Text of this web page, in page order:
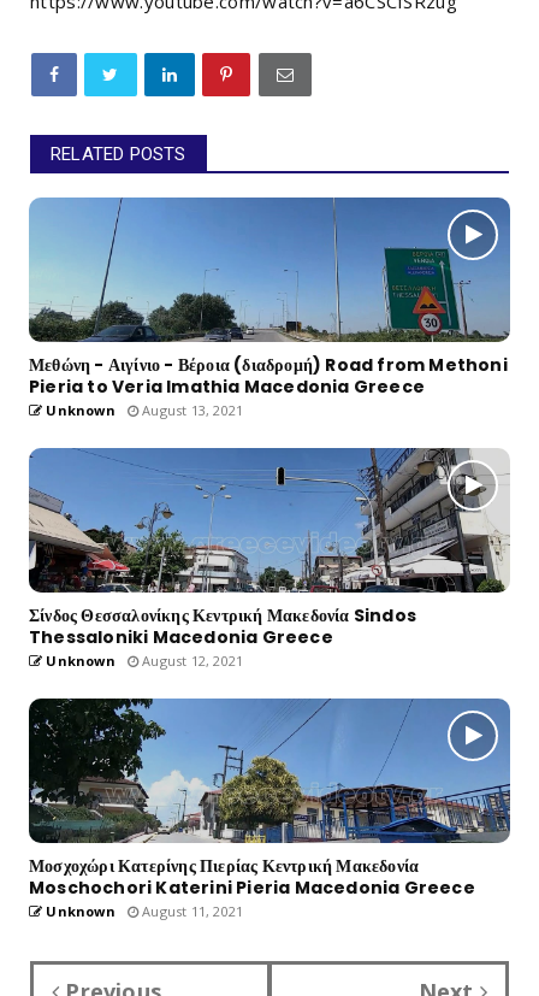
RELATED POSTS
Μεθώνη - Αιγίνιο - Βέροια (διαδρομή) Road from Methoni
Pieria to Veria Imathia Macedonia Greece
Unknown August 13, 2021
Σίνδος Θεσσαλονίκης Κεντρική Μακεδονία Sindos
Thessaloniki Macedonia Greece
Unknown August 12, 2021
Μοσχοχώρι Κατερίνης Πιερίας Κεντρική Μακεδονία
Moschochori Katerini Pieria Macedonia Greece
Unknown August 11, 2021